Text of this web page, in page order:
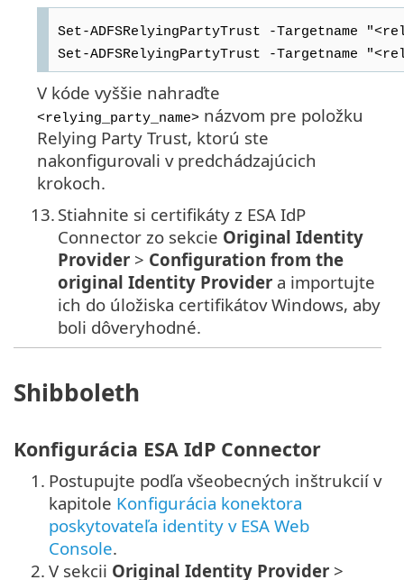
Set-ADFSRelyingPartyTrust -Targetname
Set-ADFSRelyingPartyTrust -Targetname
V kóde vyššie nahraďte
<relying_party_name> názvom pre položku
Relying Party Trust, ktorú ste
nakonfigurovali v predchádzajúcich
krokoch.
13. Stiahnite si certifikáty z ESA IdP
Connector zo sekcie Original Identity
Provider > Configuration from the
original Identity Provider a importujte
ich do úložiska certifikátov Windows, aby
boli dôveryhodné.
Shibboleth
Konfigurácia ESA IdP Connector
1. Postupujte podľa všeobecných inštrukcií v
kapitole Konfigurácia konektora
poskytovateľa identity v ESA Web
Console.
2. V sekcii Original Identity Provider >